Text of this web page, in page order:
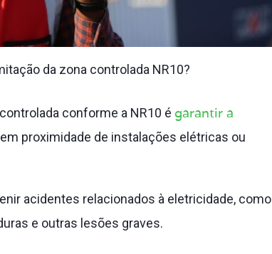
da zona controlada NR10?
conforme a NR10 é garantir a
proximidade de instalações elétricas ou
acidentes relacionados à eletricidade, como
e outras lesões graves.